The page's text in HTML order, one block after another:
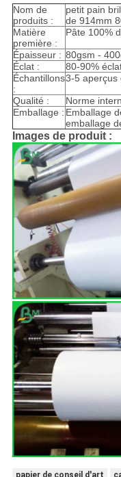
Nom de
produits :
petit pain
de 914mm
Matière
première :
Pâte 100%
Épaisseur : 80gsm -
Éclat :
80-90%
Échantillons
:
3-5 aperçus
Qualité :
Norme
Emballage : Emballage
emballage
Images de produit :
papier de conseil d'art